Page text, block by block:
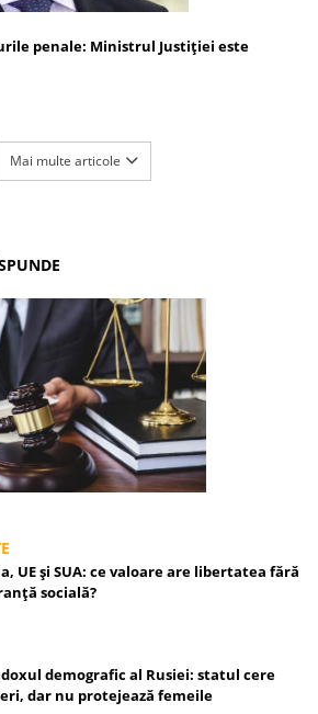
penale: Ministrul Justiţiei este
Mai multe articole
UE și SUA: ce valoare are libertatea fără
socială?
demografic al Rusiei: statul cere
dar nu protejează femeile